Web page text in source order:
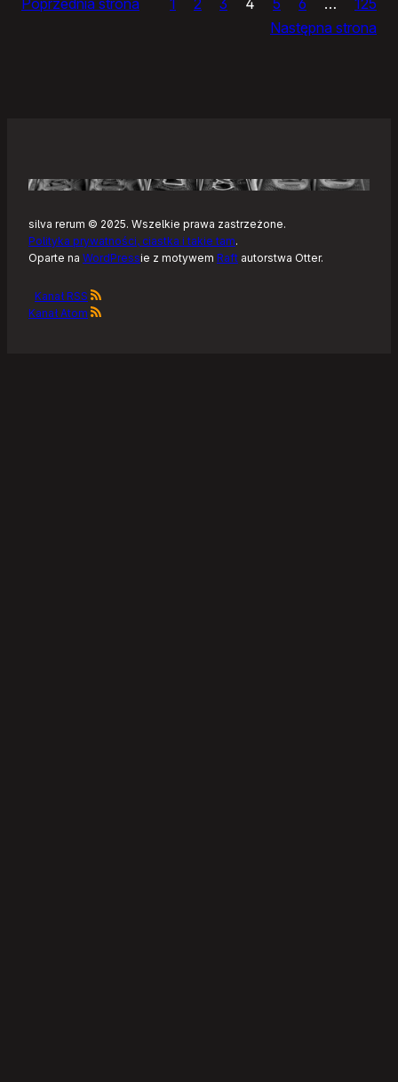
Następna strona
silva rerum © 2025. Wszelkie prawa zastrzeżone.
Polityka prywatności, ciastka i takie tam.
Oparte na WordPressie z motywem Raft autorstwa Otter.
Kanał RSS
Kanał Atom